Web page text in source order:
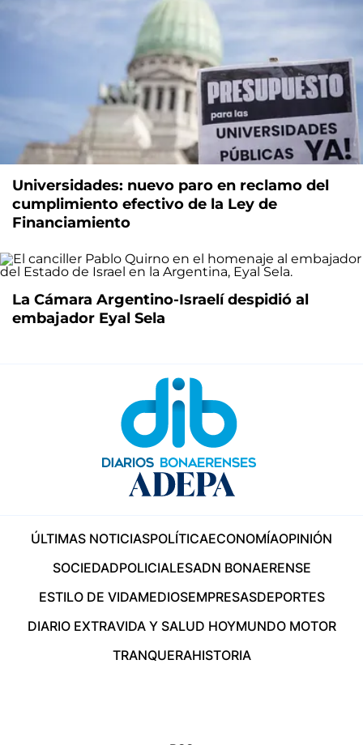
Universidades: nuevo paro en reclamo del
cumplimiento efectivo de la Ley de
Financiamiento
La Cámara Argentino-Israelí despidió al
embajador Eyal Sela
ÚLTIMAS NOTICIASPOLÍTICAECONOMÍAOPINIÓN
SOCIEDADPOLICIALESADN BONAERENSE
ESTILO DE VIDAMEDIOSEMPRESASDEPORTES
DIARIO EXTRAVIDA Y SALUD HOYMUNDO MOTOR
TRANQUERAHISTORIA